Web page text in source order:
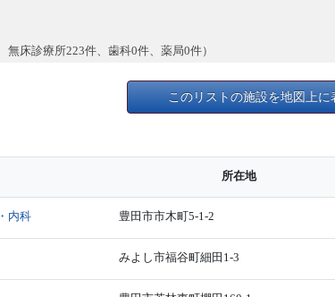
床診療所223件、歯科0件、薬局0件）
このリストの施設を地図上に
所在地
内科 豊田市市木町5-1-2
みよし市福谷町細田1-3